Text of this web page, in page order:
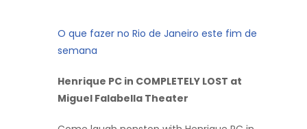
O que fazer no Rio de Janeiro este fim de
semana
Henrique PC in COMPLETELY LOST at
Miguel Falabella Theater